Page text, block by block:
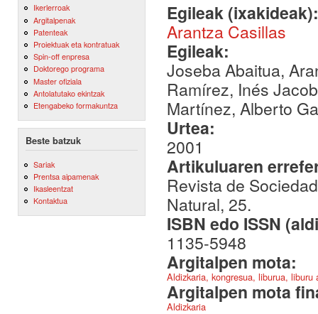
Ikerlerroak
Argitalpenak
Patenteak
Proiektuak eta kontratuak
Spin-off enpresa
Doktorego programa
Master ofiziala
Antolatutako ekintzak
Etengabeko formakuntza
Beste batzuk
Sariak
Prentsa aipamenak
Ikasleentzat
Kontaktua
Egileak
Arantza Casillas
Egileak:
Joseba Abaitua,
Ramírez, Inés
Martínez, Alberto
Urtea:
2001
Artikuluaren
Revista de
Natural, 25.
ISBN edo ISSN
1135-5948
Argitalpen mota:
Aldizkaria, kongresua, liburua,
Argitalpen mota
Aldizkaria